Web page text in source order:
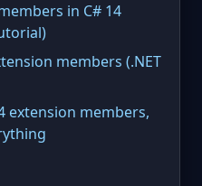
in C# 14
members (.NET
extension members,